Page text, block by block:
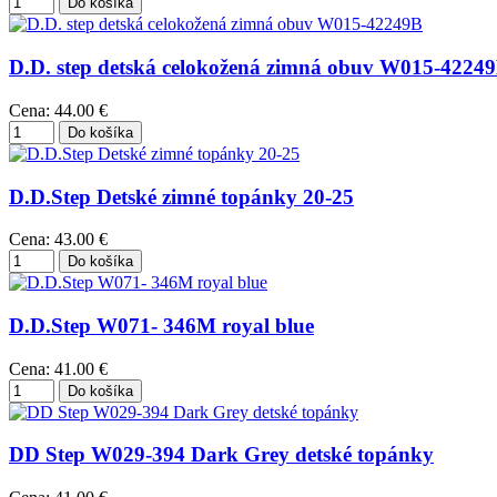
D.D. step detská celokožená zimná obuv W015-
Cena: 44.00 €
D.D.Step Detské zimné topánky 20-25
Cena: 43.00 €
D.D.Step W071- 346M royal blue
Cena: 41.00 €
DD Step W029-394 Dark Grey detské topánky